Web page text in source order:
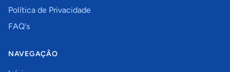
Política de Privacidade
FAQ's
NAVEGAÇÃO